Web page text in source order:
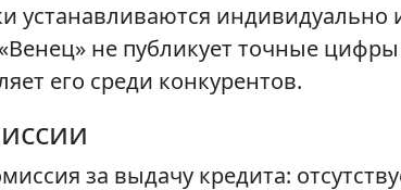
устанавливаются
не публикует точные
его среди конкурентов.
за выдачу кредита: